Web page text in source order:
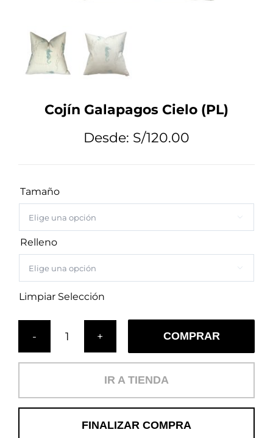
Tips de Diseño
Mi Cuenta
Carrito
Cojín Galapagos Cielo (PL)
Desde: S/120.00
Tamaño

Relleno

Limpiar Selección
Cojín
cantidad
COMPRAR
IR A TIENDA
FINALIZAR COMPRA